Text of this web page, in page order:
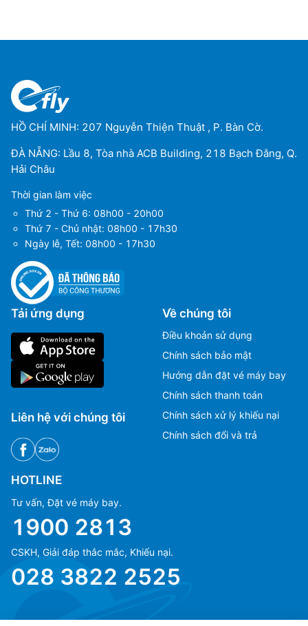
HỒ CHÍ MINH: 207 Nguyễn Thiện Thuật , P. Bàn Cờ.
ĐÀ NẴNG: Lầu 8, Tòa nhà ACB Building, 218 Bạch Đằng, Q.
Hải Châu
Thời gian làm việc
Thứ 2 - Thứ 6: 08h00 - 20h00
Thứ 7 - Chủ nhật: 08h00 - 17h30
Ngày lễ, Tết: 08h00 - 17h30
Tải ứng dụng
Liên hệ với chúng tôi
Về chúng tôi
Điều khoản sử dụng
Chính sách bảo mật
Hướng dẫn đặt vé máy bay
Chính sách thanh toán
Chính sách xử lý khiếu nại
Chính sách đổi và trả
HOTLINE
Tư vấn, Đặt vé máy bay.
1900 2813
CSKH, Giải đáp thắc mắc, Khiếu nại.
028 3822 2525
(+84) 70 854 1213